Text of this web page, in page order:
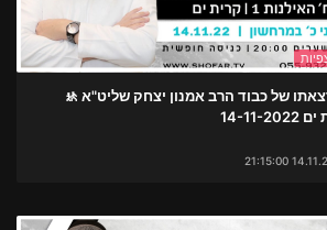
של כבוד הרב אמנון יצחק שליט"א 🚸
2022